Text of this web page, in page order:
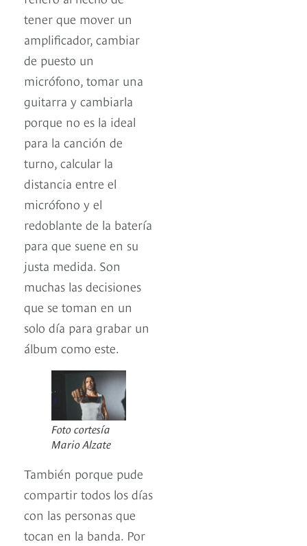
tener que mover un
amplificador, cambiar
de puesto un
micrófono, tomar una
guitarra y cambiarla
porque no es la ideal
para la canción de
turno, calcular la
distancia entre el
micrófono y el
redoblante de la batería
para que suene en su
justa medida. Son
muchas las decisiones
que se toman en un
solo día para grabar un
álbum como este.
Foto cortesía
Mario Alzate
También porque pude
compartir todos los días
con las personas que
tocan en la banda. Por